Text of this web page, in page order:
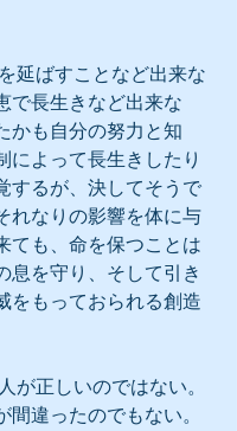
で長生きなど出来な
かも自分の努力と知
によって長生きしたり
するが、決してそうで
れなりの影響を体に与
ても、命を保つことは
息を守り、そして引き
をもっておられる創造
間違ったのでもない。